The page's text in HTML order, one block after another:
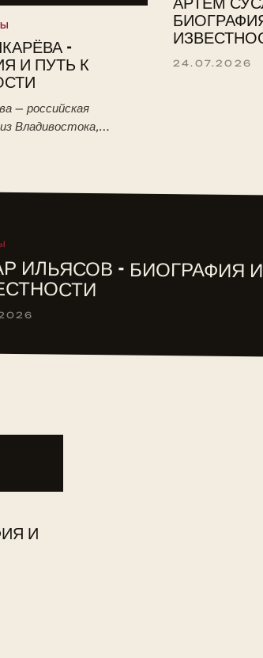
-
И ПУТЬ К
— российская
Владивостока,
24.07.2026
ИЛЬЯСОВ - БИОГРАФИЯ
И